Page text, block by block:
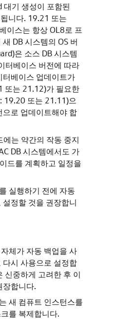
대기 생성이 포함된
니다. 19.21 또는
이스는 항상 OL8로 프
DB 시스템의 OS 버
은 소스 DB 시스템
터베이스 버전에 따라
터베이스 업데이트가
또는 21.12)가 필요한
19.20 또는 21.11)으
으로 업데이트해야 합
는 약간의 작동 중지
DB 시스템에서도 가
드를 계획하고 일정을
실행하기 전에 자동
정할 것을 권장합니
체가 자동 백업을 사
시 사용으로 설정합
신중하게 고려한 후 이
장합니다.
새 컴퓨트 인스턴스를
를 복제합니다.